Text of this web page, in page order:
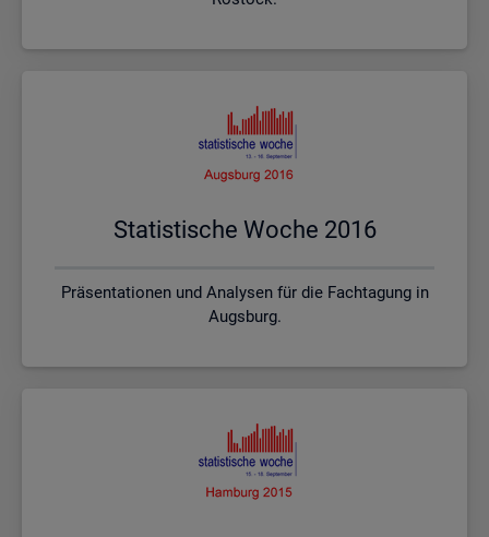
Sta­tis­ti­sche Woche 2016
Präsentationen und Analysen für die Fachtagung in
Augsburg.